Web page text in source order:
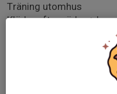
Träning utomhus
Kläder efter väder +